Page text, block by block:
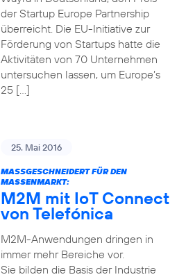
der Startup Europe Partnership
überreicht. Die EU-Initiative zur
Förderung von Startups hatte die
Aktivitäten von 70 Unternehmen
untersuchen lassen, um Europe’s
25 […]
25. Mai 2016
MASSGESCHNEIDERT FÜR DEN M
ASSENMARKT:
M2M mit IoT Connect
von Telefónica
M2M-Anwendungen dringen in
immer mehr Bereiche vor.
Sie bilden die Basis der Industrie